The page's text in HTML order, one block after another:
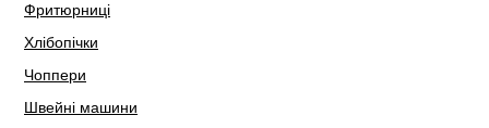
Фритюрниці
Хлібопічки
Чоппери
Швейні машини